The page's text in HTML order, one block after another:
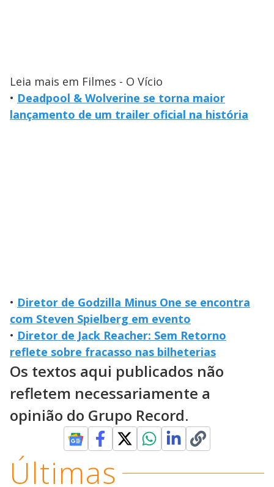
Leia mais em Filmes - O Vício
• Deadpool & Wolverine se torna maior
lançamento de um trailer oficial na história
• Diretor de Godzilla Minus One se encontra
com Steven Spielberg em evento
• Diretor de Jack Reacher: Sem Retorno
reflete sobre fracasso nas bilheterias
Os textos aqui publicados não
refletem necessariamente a
opinião do Grupo Record.
Últimas